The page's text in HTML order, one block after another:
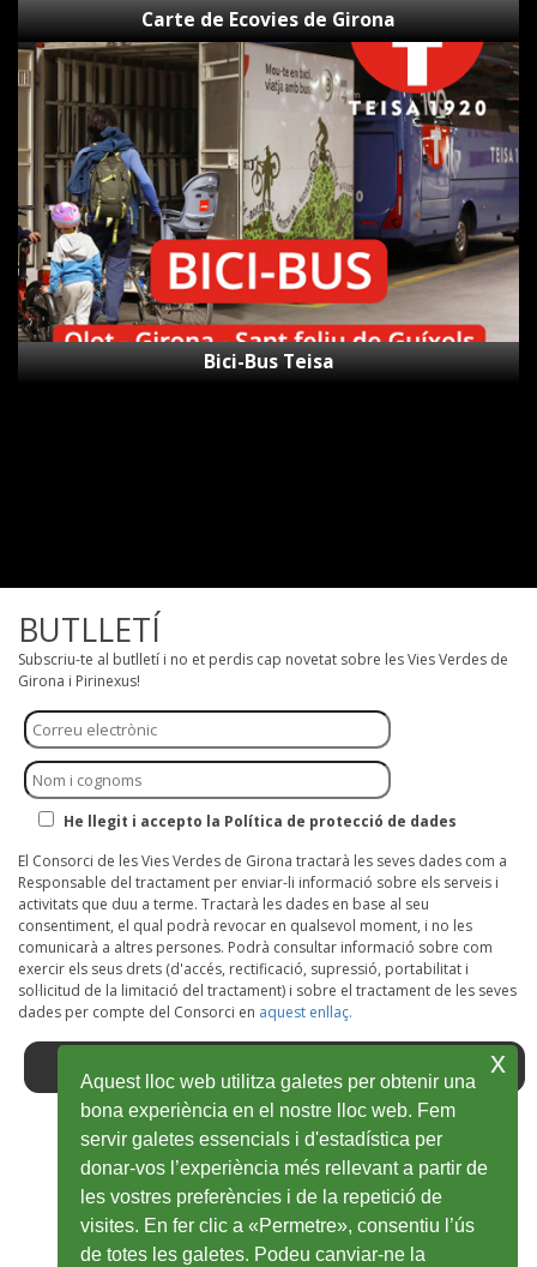
Carte de Ecovies de Girona
Bici-
Bus
Teisa
Bici-Bus Teisa
BUTLLETÍ
Subscriu-te al butlletí i no et perdis cap novetat sobre les Vies Verdes de
Girona i Pirinexus!
He llegit i accepto la Política de protecció de dades
El Consorci de les Vies Verdes de Girona tractarà les seves dades com a
Responsable del tractament per enviar-li informació sobre els serveis i
activitats que duu a terme. Tractarà les dades en base al seu
consentiment, el qual podrà revocar en qualsevol moment, i no les
comunicarà a altres persones. Podrà consultar informació sobre com
exercir els seus drets (d'accés, rectificació, supressió, portabilitat i
sol·licitud de la limitació del tractament) i sobre el tractament de les seves
dades per compte del Consorci en aquest enllaç.
Facebook
Ouvrir
dans
une
Twitter
Ouvrir
dans
une
Youtube
Ouvrir
dans
une
Instagram
Ouvrir
dans
une
Wikiloc
Ouvrir
dans
une
Aquest lloc web utilitza galetes per obtenir una
bona experiència en el nostre lloc web. Fem
servir galetes essencials i d'estadística per
donar-vos l’experiència més rellevant a partir de
les vostres preferències i de la repetició de
visites. En fer clic a «Permetre», consentiu l’ús
de totes les galetes. Podeu canviar-ne la
x